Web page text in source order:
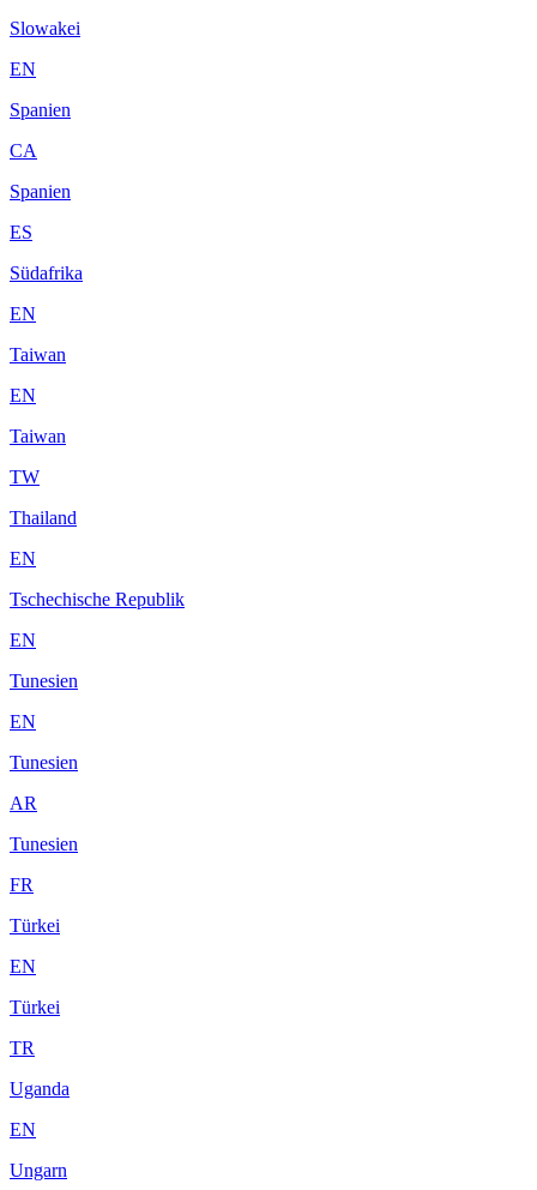
Slowakei
EN
Spanien
CA
Spanien
ES
Südafrika
EN
Taiwan
EN
Taiwan
TW
Thailand
EN
Tschechische Republik
EN
Tunesien
EN
Tunesien
AR
Tunesien
FR
Türkei
EN
Türkei
TR
Uganda
EN
Ungarn